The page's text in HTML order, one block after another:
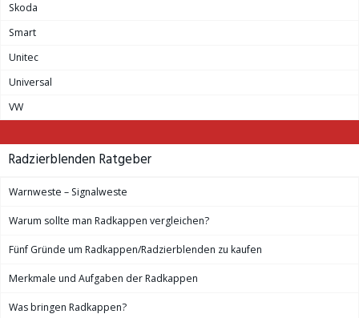
Skoda
Smart
Unitec
Universal
VW
Radzierblenden Ratgeber
Warnweste – Signalweste
Warum sollte man Radkappen vergleichen?
Fünf Gründe um Radkappen/Radzierblenden zu kaufen
Merkmale und Aufgaben der Radkappen
Was bringen Radkappen?